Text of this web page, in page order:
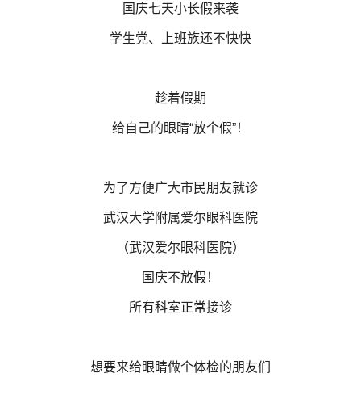
国庆七天小长假来袭
学生党、上班族还不快快
趁着假期
给自己的眼睛“放个假”！
为了方便广大市民朋友就诊
武汉大学附属爱尔眼科医院
（武汉爱尔眼科医院）
国庆不放假！
所有科室正常接诊
想要来给眼睛做个体检的朋友们